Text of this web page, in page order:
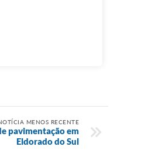
MENOS RECENTE
pavimentação em
Eldorado do Sul